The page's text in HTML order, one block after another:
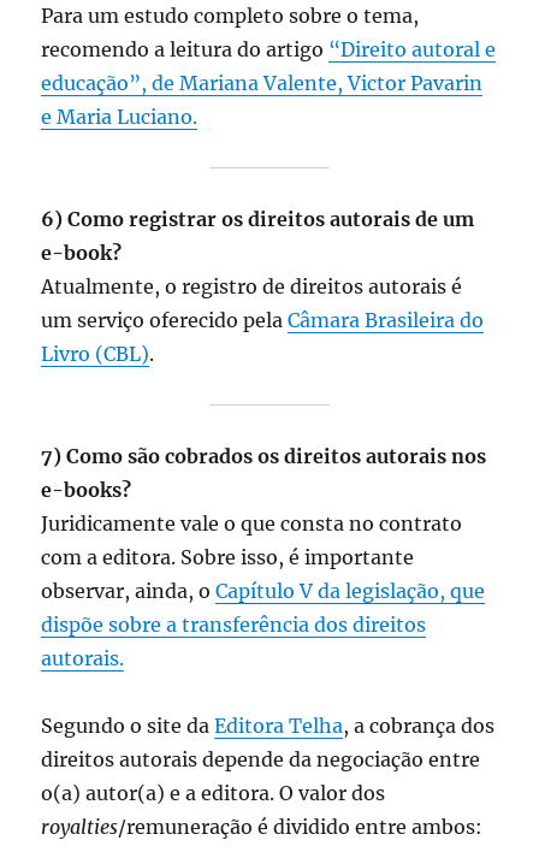
Para um estudo completo sobre o tema,
recomendo a leitura do artigo “Direito autoral e
educação”, de Mariana Valente, Victor Pavarin
e Maria Luciano.
6) Como registrar os direitos autorais de um
e-book?
Atualmente, o registro de direitos autorais é
um serviço oferecido pelaCâmara Brasileira do
Livro (CBL).
7) Como são cobrados os direitos autorais nos
e-books?
Juridicamente vale o que consta no contrato
com a editora. Sobre isso, é importante
observar, ainda, oCapítulo V da legislação, que
dispõe sobre a transferência dos direitos
autorais.
Segundo o site daEditora Telha, a cobrança dos
direitos autorais depende da negociação entre
o(a) autor(a) e a editora. O valor dos
royalties/remuneração é dividido entre ambos: